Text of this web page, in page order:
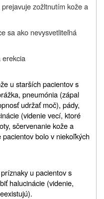
zožltnutím kože a
sa ako nevysvetliteľná
erekcia
u starších pacientov s
pneumónia (zápal
udržať moč), pády,
(videnie vecí, ktoré
sčervenanie kože a
bolo v niekoľkých
u pacientov s
halucinácie (videnie,